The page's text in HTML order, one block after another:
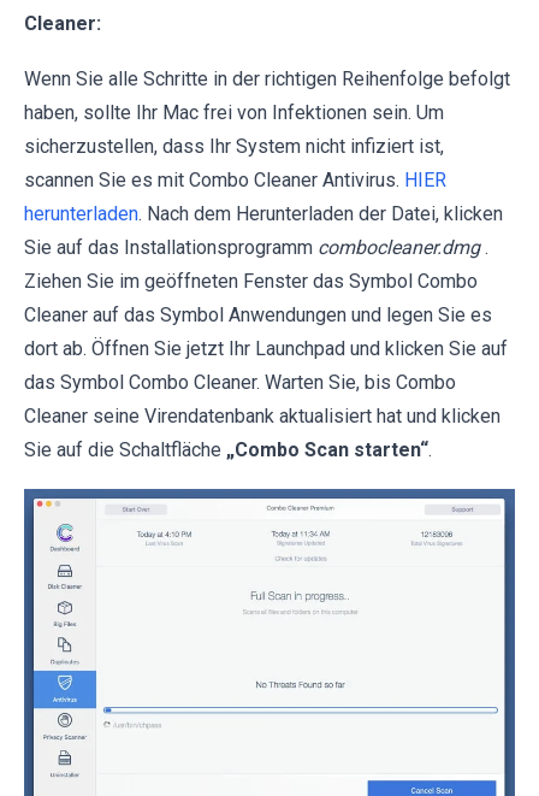
Cleaner:
Wenn Sie alle Schritte in der richtigen Reihenfolge befolgt
haben, sollte Ihr Mac frei von Infektionen sein. Um
sicherzustellen, dass Ihr System nicht infiziert ist,
scannen Sie es mit Combo Cleaner Antivirus. HIER
herunterladen. Nach dem Herunterladen der Datei, klicken
Sie auf das Installationsprogramm combocleaner.dmg .
Ziehen Sie im geöffneten Fenster das Symbol Combo
Cleaner auf das Symbol Anwendungen und legen Sie es
dort ab. Öffnen Sie jetzt Ihr Launchpad und klicken Sie auf
das Symbol Combo Cleaner. Warten Sie, bis Combo
Cleaner seine Virendatenbank aktualisiert hat und klicken
Sie auf die Schaltfläche „Combo Scan starten“.